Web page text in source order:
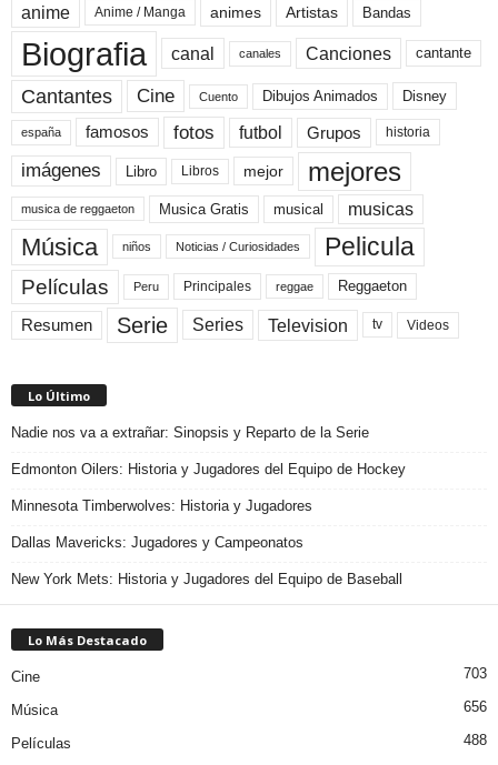
anime Anime / Manga animes Artistas Bandas
Biografia canal canales Canciones cantante
Cantantes Cine Cuento Dibujos Animados Disney
españa famosos fotos futbol Grupos historia
imágenes Libro Libros mejor mejores
musica de reggaeton Musica Gratis musical musicas
Música niños Noticias / Curiosidades Pelicula
Películas Peru Principales reggae Reggaeton
Resumen Serie Series Television tv Videos
Lo Último
Nadie nos va a extrañar: Sinopsis y Reparto de la Serie
Edmonton Oilers: Historia y Jugadores del Equipo de Hockey
Minnesota Timberwolves: Historia y Jugadores
Dallas Mavericks: Jugadores y Campeonatos
New York Mets: Historia y Jugadores del Equipo de Baseball
Lo Más Destacado
Cine 703
Música 656
Películas
488